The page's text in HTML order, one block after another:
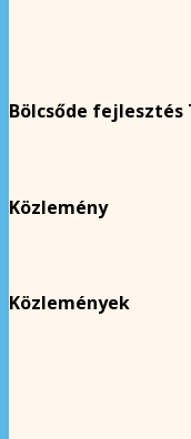
Bölcsőde fejlesztés
Közlemény
Közlemények